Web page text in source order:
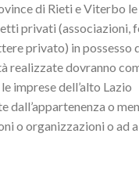
di Rieti e Viterbo le
privati (associazioni,
privato) in possesso
realizzate dovranno
imprese dell’alto Lazio
dall’appartenenza o
o organizzazioni o ad